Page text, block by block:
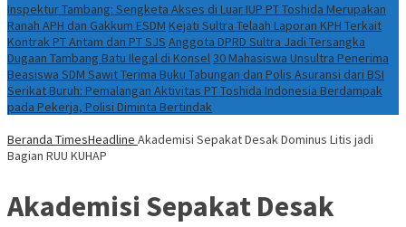
Inspektur Tambang: Sengketa Akses di Luar IUP PT Toshida Merupakan
Ranah APH dan Gakkum ESDM Kejati Sultra Telaah Laporan KPH Terkait
Kontrak PT Antam dan PT SJS Anggota DPRD Sultra Jadi Tersangka
Dugaan Tambang Batu Ilegal di Konsel30 Mahasiswa Unsultra Penerima
Beasiswa SDM Sawit Terima Buku Tabungan dan Polis Asuransi dari BSI
Serikat Buruh: Pemalangan Aktivitas PT Toshida Indonesia Berdampak
pada Pekerja, Polisi Diminta Bertindak
Beranda TimesHeadline Akademisi Sepakat Desak Dominus Litis jadi
Bagian RUU KUHAP
Akademisi Sepakat Desak